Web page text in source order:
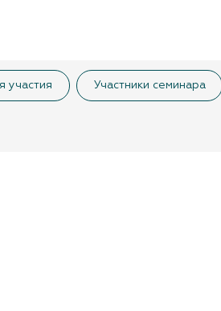
участия Участники семинара